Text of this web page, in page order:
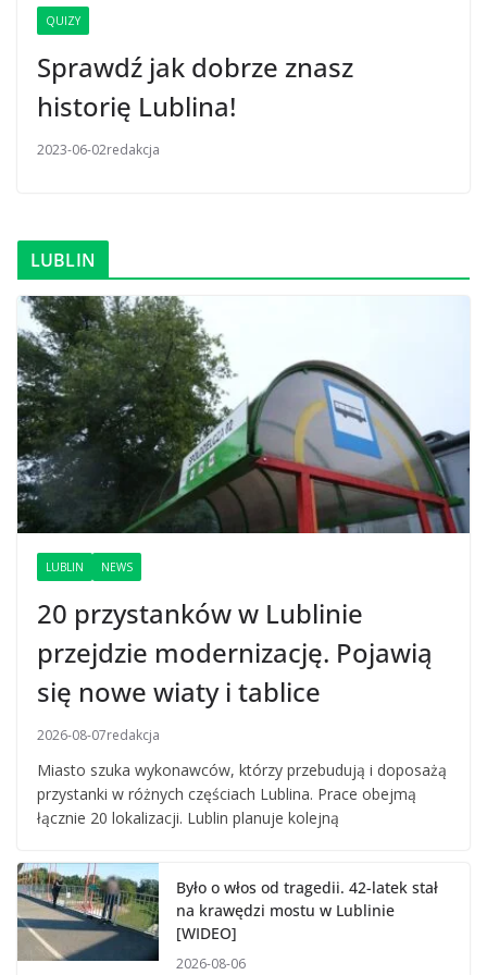
QUIZY
Sprawdź jak dobrze znasz
historię Lublina!
2023-06-02redakcja
LUBLIN
LUBLIN NEWS
20 przystanków w Lublinie
przejdzie modernizację. Pojawią
się nowe wiaty i tablice
2026-08-07redakcja
Miasto szuka wykonawców, którzy przebudują i doposażą
przystanki w różnych częściach Lublina. Prace obejmą
łącznie 20 lokalizacji. Lublin planuje kolejną
Było o włos od tragedii. 42-latek stał
na krawędzi mostu w Lublinie
[WIDEO]
2026-08-06